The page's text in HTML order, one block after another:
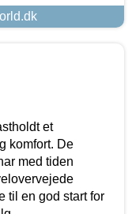
et
komfort. De
med tiden
til en god start for